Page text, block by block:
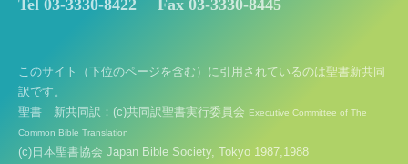
Tel 03-3330-8422
Fax 03-3330-8445
このサイト（下位のページを含む）に引用されているのは聖書新共同
訳です。
聖書 新共同訳：(c)共同訳聖書実行委員会 Executive Committee of The
Common Bible Translation
(c)日本聖書協会 Japan Bible Society, Tokyo 1987,1988